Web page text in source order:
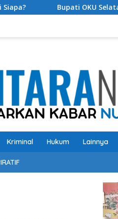
OKU Selatan Resmi Buka
Kriminal Hukum Lainnya